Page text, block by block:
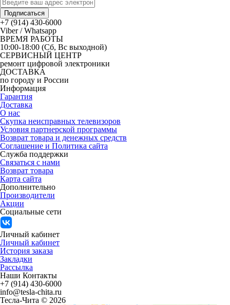
Подписаться
+7 (914) 430-6000
Viber / Whatsapp
ВРЕМЯ РАБОТЫ
10:00-18:00 (Сб, Вс выходной)
СЕРВИСНЫЙ ЦЕНТР
ремонт цифровой электроники
ДОСТАВКА
по городу и России
Информация
Гарантия
Доставка
О нас
Скупка неисправных телевизоров
Условия партнерской программы
Возврат товара и денежных средств
Соглашение и Политика сайта
Служба поддержки
Связаться с нами
Возврат товара
Карта сайта
Дополнительно
Производители
Акции
Социальные сети
Личный кабинет
Личный кабинет
История заказа
Закладки
Рассылка
Наши Контакты
+7 (914) 430-6000
info@tesla-chita.ru
Тесла-Чита © 2026